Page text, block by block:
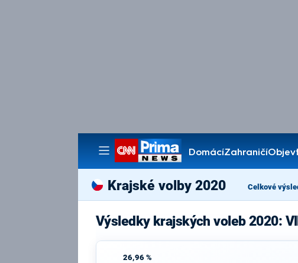
DomácíZahraničí
Pořady
Krajské volby 2020 Celkové
Výsledky krajských voleb 2020:
26,96 %